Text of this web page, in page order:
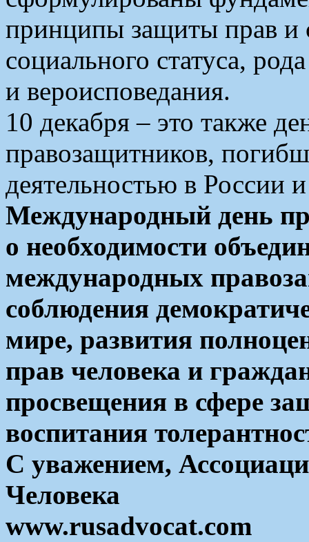
принципы защиты прав и
социального статуса,
и вероисповедания.
10 декабря – это также
правозащитников,
деятельностью в России
Международный день
о необходимости
международных
соблюдения
мире, развития
прав человека и
просвещения в сфере
воспитания
С уважением,
Человека
www.rusadvocat.com